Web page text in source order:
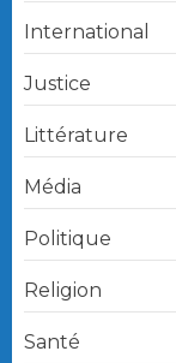
International
Justice
Littérature
Média
Politique
Religion
Santé